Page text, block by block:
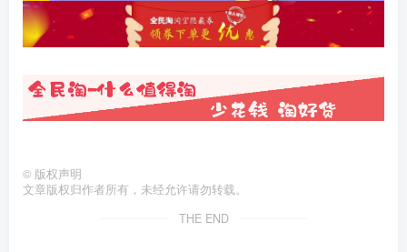
© 版权声明
文章版权归作者所有，未经允许请勿转载。
THE END